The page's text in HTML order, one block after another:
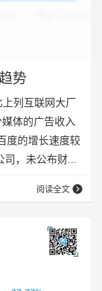
势
列互联网大厂
体的广告收入
度的增长速度较
，未公布财报
巴的广告收入，
基于自研算
的移动广告收入
阅读全文